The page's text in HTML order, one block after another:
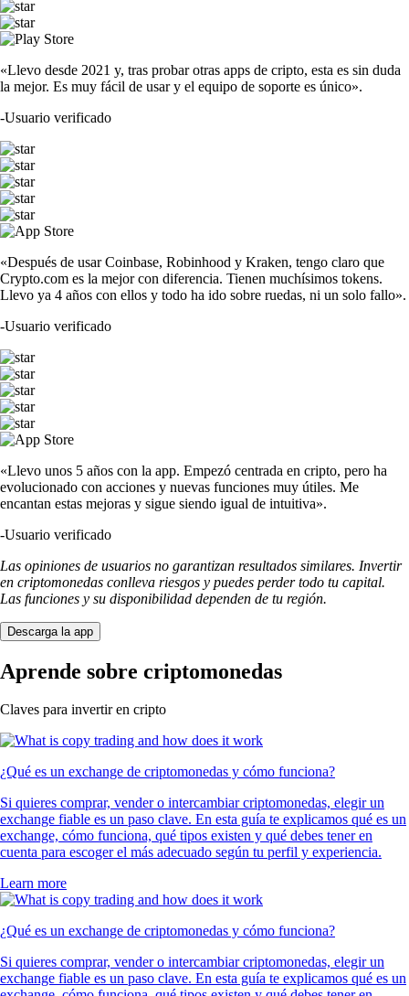
«Llevo desde 2021 y, tras probar otras apps de cripto, esta es sin duda
la mejor. Es muy fácil de usar y el equipo de soporte es único».
-Usuario verificado
«Después de usar Coinbase, Robinhood y Kraken, tengo claro que
Crypto.com es la mejor con diferencia. Tienen muchísimos tokens.
Llevo ya 4 años con ellos y todo ha ido sobre ruedas, ni un solo fallo».
-Usuario verificado
«Llevo unos 5 años con la app. Empezó centrada en cripto, pero ha
evolucionado con acciones y nuevas funciones muy útiles. Me
encantan estas mejoras y sigue siendo igual de intuitiva».
-Usuario verificado
Las opiniones de usuarios no garantizan resultados similares. Invertir
en criptomonedas conlleva riesgos y puedes perder todo tu capital.
Las funciones y su disponibilidad dependen de tu región.
Descarga la app
Aprende sobre criptomonedas
Claves para invertir en cripto
¿Qué es un exchange de criptomonedas y cómo funciona?
Si quieres comprar, vender o intercambiar criptomonedas, elegir un
exchange fiable es un paso clave. En esta guía te explicamos qué es un
exchange, cómo funciona, qué tipos existen y qué debes tener en
cuenta para escoger el más adecuado según tu perfil y experiencia.
Learn more
¿Qué es un exchange de criptomonedas y cómo funciona?
Si quieres comprar, vender o intercambiar criptomonedas, elegir un
exchange fiable es un paso clave. En esta guía te explicamos qué es un